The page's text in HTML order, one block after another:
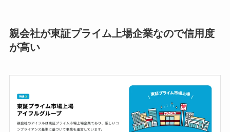
親会社が東証プライム上場企業なので信用度
が高い